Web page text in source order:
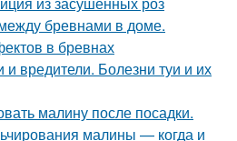
бревнами в доме.
в бревнах
и вредители. Болезни туи и их
малину после посадки.
малины — когда и